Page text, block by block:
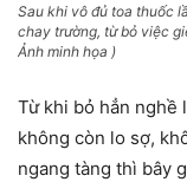
Sau khi vô đủ toa thuốc
chay trường, từ bỏ việc
Ảnh minh họa )
Từ khi bỏ hẳn nghề
không còn lo sợ,
ngang tàng thì bây